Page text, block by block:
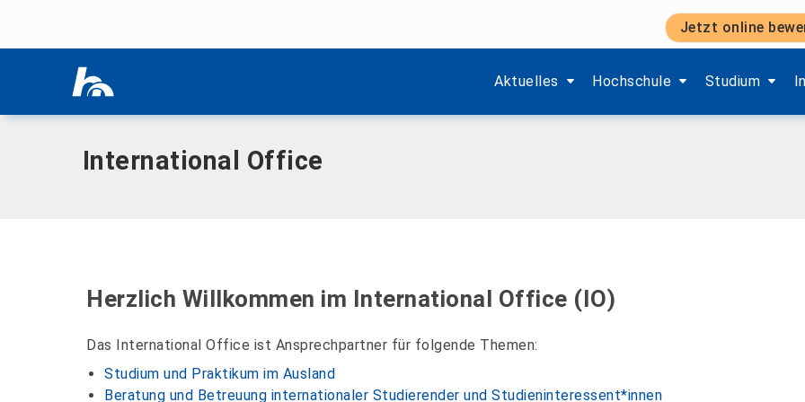
Jetzt online
Aktuelles
Zeige Menü-Unterpunkte von 'Aktuelles'.
Hochschule
Zeige Menü-Unterpunkte von
Studium
Zeige Menü-
Home|International|International Office
International Office
Herzlich Willkommen im International Office (IO)
Das International Office ist Ansprechpartner für folgende Themen:
Studium und Praktikum im Ausland
Beratung und Betreuung internationaler Studierender und Studieninteressent*innen